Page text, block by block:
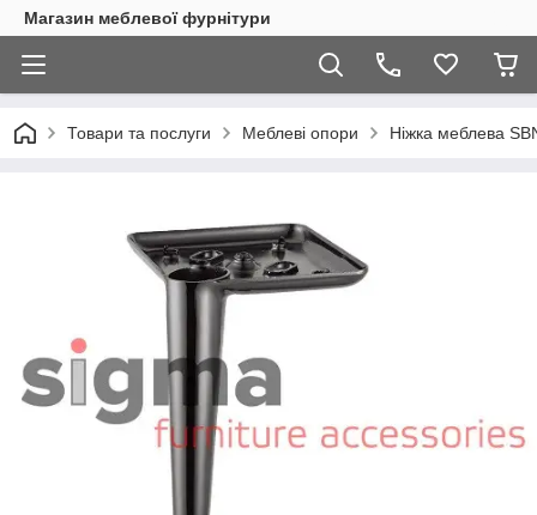
Магазин меблевої фурнітури
Товари та послуги Меблеві опори Ніжка меблева